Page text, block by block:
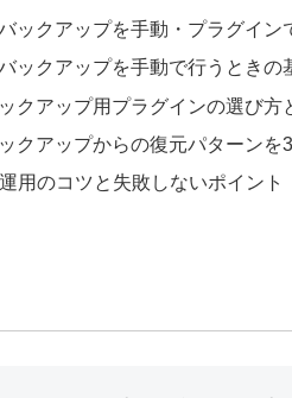
ックアップを手動・プラグイン
ックアップを手動で行うときの
クアップ用プラグインの選び方
クアップからの復元パターンを
用のコツと失敗しないポイント